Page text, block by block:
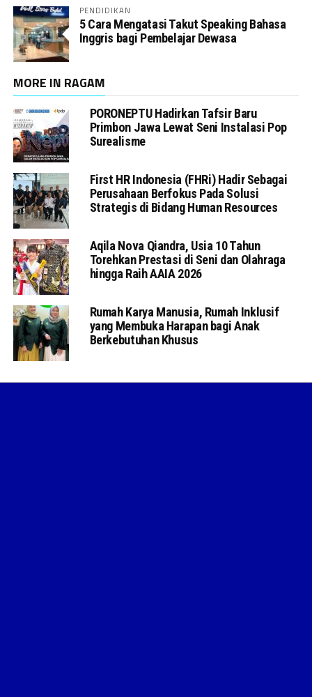
PENDIDIKAN
5 Cara Mengatasi Takut Speaking Bahasa
Inggris bagi Pembelajar Dewasa
MORE IN RAGAM
PORONEPTU Hadirkan Tafsir Baru
Primbon Jawa Lewat Seni Instalasi Pop
Surealisme
First HR Indonesia (FHRi) Hadir Sebagai
Perusahaan Berfokus Pada Solusi
Strategis di Bidang Human Resources
Aqila Nova Qiandra, Usia 10 Tahun
Torehkan Prestasi di Seni dan Olahraga
hingga Raih AAIA 2026
Rumah Karya Manusia, Rumah Inklusif
yang Membuka Harapan bagi Anak
Berkebutuhan Khusus